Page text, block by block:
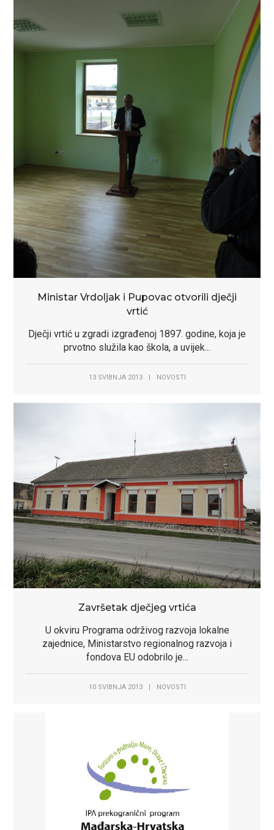
Ministar Vrdoljak i Pupovac otvorili dječji
vrtić
Dječji vrtić u zgradi izgrađenoj 1897. godine, koja je
prvotno služila kao škola, a uvijek...
13 SVIBNJA 2013 NOVOSTI
Završetak dječjeg vrtića
U okviru Programa održivog razvoja lokalne
zajednice, Ministarstvo regionalnog razvoja i
fondova EU odobrilo je...
10 SVIBNJA 2013 NOVOSTI